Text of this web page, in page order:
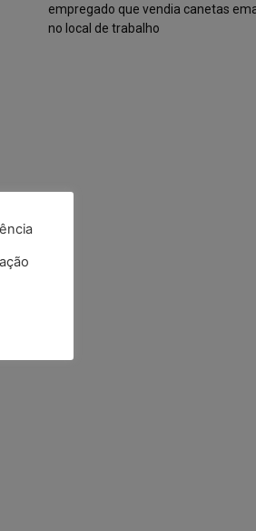
empregado que vendia canetas
no local de trabalho